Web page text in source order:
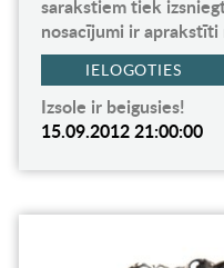
sarakstiem tiek
nosacījumi ir
IELOGOTIES
Izsole ir beigusies!
15.09.2012 21:00:00